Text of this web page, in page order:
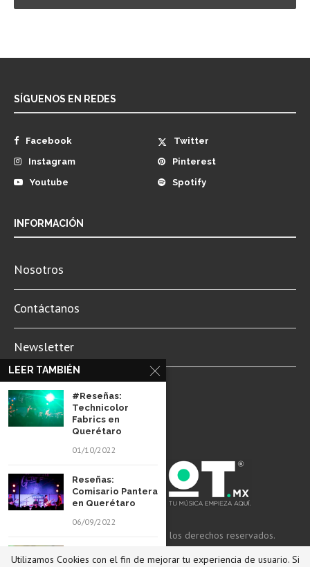
SÍGUENOS EN REDES
Facebook
Twitter
Instagram
Pinterest
Youtube
Spotify
INFORMACIÓN
Nosotros
Contáctanos
Newsletter
Aviso de Privacidad
© 2022 Revista Spot Mx. Todos los derechos reservados.
LEER TAMBIÉN
#Reseñas:
Technicolor
Fabrics en
Querétaro
01/10/2022
Reseñas:
Comisario Pantera
en Querétaro
06/09/2022
Xymox en
Utilizamos Cookies con el fin de mejorar tu experiencia de usuario. Si